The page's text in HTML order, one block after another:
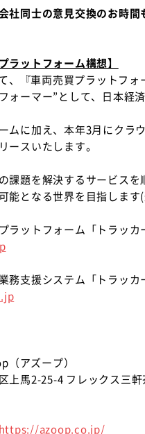
社同士の意見交換のお時間
ラットフォーム構想】
、『車両売買プラットフ
ォーマー”として、日本経
ムに加え、本年3月にクラ
ースいたします。
課題を解決するサービス
能となる世界を目指します
ラットフォーム「トラッカ
務支援システム「トラッカ
（アズープ）
上馬2-25-4 フレックス三軒
https://azoop.co.jp/